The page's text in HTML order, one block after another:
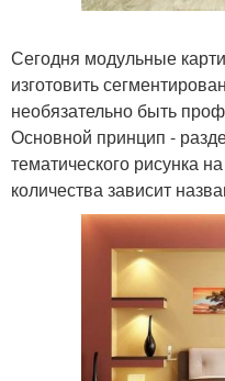
Сегодня модульные
изготовить
необязательно быть
Основной принцип -
тематического рисунка
количества зависит